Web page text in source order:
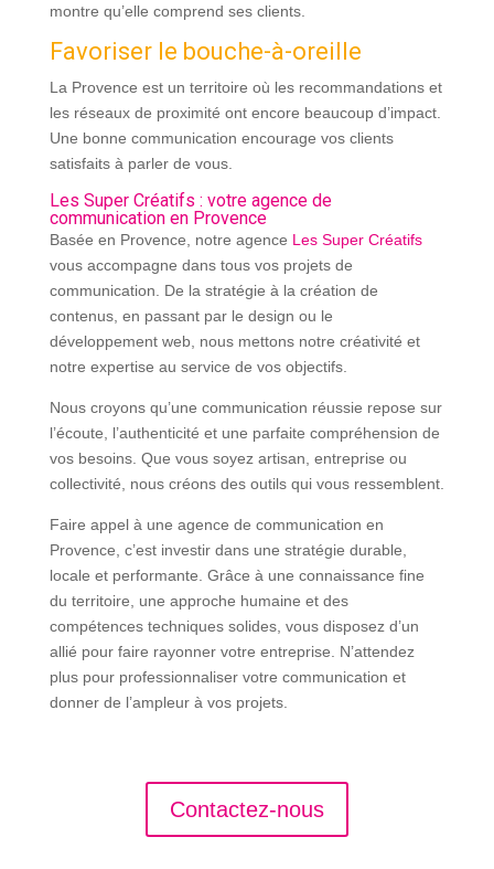
montre qu’elle comprend ses clients.
Favoriser le bouche-à-oreille
La Provence est un territoire où les recommandations et
les réseaux de proximité ont encore beaucoup d’impact.
Une bonne communication encourage vos clients
satisfaits à parler de vous.
Les Super Créatifs : votre agence de
communication en Provence
Basée en Provence, notre agence Les Super Créatifs
vous accompagne dans tous vos projets de
communication. De la stratégie à la création de
contenus, en passant par le design ou le
développement web, nous mettons notre créativité et
notre expertise au service de vos objectifs.
Nous croyons qu’une communication réussie repose sur
l’écoute, l’authenticité et une parfaite compréhension de
vos besoins. Que vous soyez artisan, entreprise ou
collectivité, nous créons des outils qui vous ressemblent.
Faire appel à une agence de communication en
Provence, c’est investir dans une stratégie durable,
locale et performante. Grâce à une connaissance fine
du territoire, une approche humaine et des
compétences techniques solides, vous disposez d’un
allié pour faire rayonner votre entreprise. N’attendez
plus pour professionnaliser votre communication et
donner de l’ampleur à vos projets.
Contactez-nous